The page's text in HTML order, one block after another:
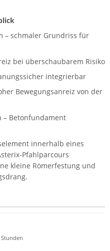
– schmaler Grundriss für
bei überschaubarem Risiko
integrierbar
Bewegungsanreiz von der
– Betonfundament
innerhalb eines
Pfahlparcours
kleine Römerfestung und
Stunden